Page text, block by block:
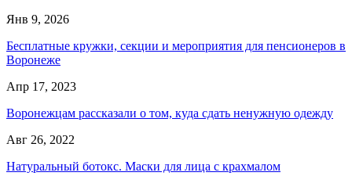
Янв 9, 2026
Бесплатные кружки, секции и мероприятия для пенсионеров в
Воронеже
Апр 17, 2023
Воронежцам рассказали о том, куда сдать ненужную одежду
Авг 26, 2022
Натуральный ботокс. Маски для лица с крахмалом